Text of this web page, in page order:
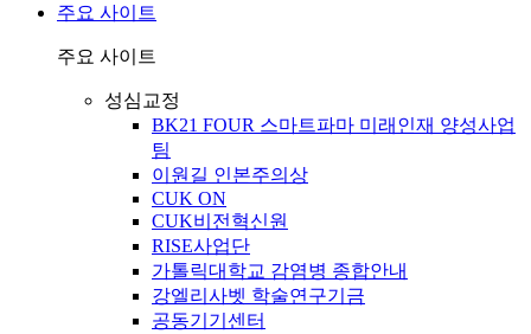
주요 사이트
주요 사이트
성심교정
BK21 FOUR 스마트파마 미래인재 양성사업
팀
이원길 인본주의상
CUK ON
CUK비전혁신원
RISE사업단
가톨릭대학교 감염병 종합안내
강엘리사벳 학술연구기금
공동기기센터